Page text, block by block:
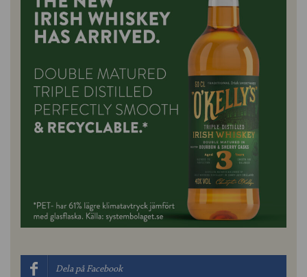
Dela på Facebook